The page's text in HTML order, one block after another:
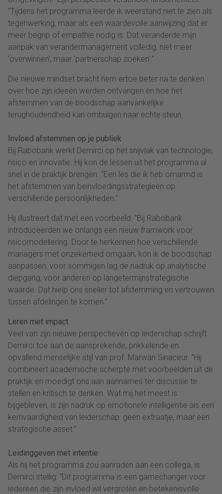
“Tijdens het programma leerde ik weerstand niet te zien als
tegenwerking, maar als een waardevolle aanwijzing dat er
meer begrip of empathie nodig is. Dat veranderde mijn
aanpak van verandermanagement volledig: niet meer
‘overwinnen’, maar ‘partnerschap zoeken’.”
Die nieuwe mindset bracht hem ertoe beter na te denken
over hoe zijn ideeën werden ontvangen en hoe het
afstemmen van de boodschap aanvankelijke
terughoudendheid kan ombuigen naar echte steun.
Invloed afstemmen op je publiek
Bij Rabobank werkt Demirci op het snijvlak van technologie,
risico en innovatie. Hij kon de lessen uit het programma al
snel in de praktijk brengen. “Een les die ik heb omarmd is
het afstemmen van beïnvloedingsstrategieën op
verschillende persoonlijkheden.”
Hij illustreert dat met een voorbeeld: “Bij Rabobank
introduceerden we onlangs een nieuw framwork voor
risicomodellering. Door te herkennen hoe verschillende
managers met onzekerheid omgaan, kon ik de boodschap
aanpassen: voor sommigen lag de nadruk op analytische
diepgang, voor anderen op langetermijnstrategische
waarde. Dat hielp ons sneller tot afstemming en vertrouwen
tussen afdelingen te komen.”
Leren met impact
Veel van zijn nieuwe perspectieven op leiderschap schrijft
Demirci toe aan de aansprekende, prikkelende en
opvallend menselijke stijl van prof. Marwan Sinaceur. “Hij
combineert academische scherpte met voorbeelden uit de
praktijk en moedigt ons aan aannames ter discussie te
stellen en kritisch te denken. Wat mij het meest is
bijgebleven, is zijn nadruk op emotionele intelligentie als een
kernvaardigheid van leiderschap: geen extraatje, maar een
strategische asset.”
Leidinggeven met intentie
Als hij het programma zou aanraden aan een collega, is
Demirci stellig: “Dit programma is een gamechanger voor
iedereen die zijn invloed wil vergroten en betekenisvolle